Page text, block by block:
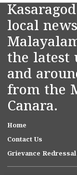
local
the latest
and
from the
Canara.
Home
Contact Us
Grievance Redressal